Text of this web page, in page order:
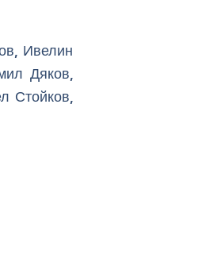
Ивелин
Дяков,
Стойков,